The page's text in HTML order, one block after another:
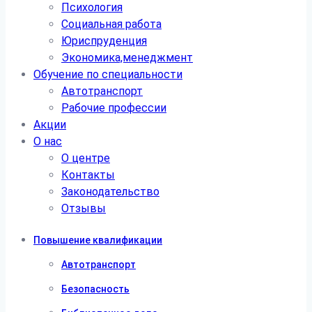
Психология
Социальная работа
Юриспруденция
Экономика,менеджмент
Обучение по специальности
Автотранспорт
Рабочие профессии
Акции
О нас
О центре
Контакты
Законодательство
Отзывы
Повышение квалификации
Автотранспорт
Безопасность